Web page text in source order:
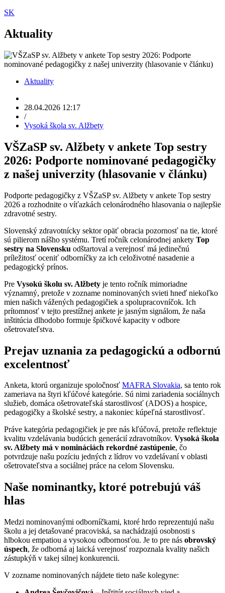
SK
Aktuality
Aktuality
28.04.2026 12:17
/
Vysoká škola sv. Alžbety
VŠZaSP sv. Alžbety v ankete Top sestry
2026: Podporte nominované pedagogičky
z našej univerzity (hlasovanie v článku)
Podporte pedagogičky z VŠZaSP sv. Alžbety v ankete Top sestry
2026 a rozhodnite o víťazkách celonárodného hlasovania o najlepšie
zdravotné sestry.
Slovenský zdravotnícky sektor opäť obracia pozornosť na tie, ktoré
sú pilierom nášho systému. Tretí ročník celonárodnej ankety Top
sestry na Slovensku odštartoval a verejnosť má jedinečnú
príležitosť oceniť odborníčky za ich celoživotné nasadenie a
pedagogický prínos.
Pre Vysokú školu sv. Alžbety je tento ročník mimoriadne
významný, pretože v zozname nominovaných svieti hneď niekoľko
mien našich vážených pedagogičiek a spolupracovníčok. Ich
prítomnosť v tejto prestížnej ankete je jasným signálom, že naša
inštitúcia dlhodobo formuje špičkové kapacity v odbore
ošetrovateľstva.
Prejav uznania za pedagogickú a odbornú
excelentnosť
Anketa, ktorú organizuje spoločnosť MAFRA Slovakia, sa tento rok
zameriava na štyri kľúčové kategórie. Sú nimi zariadenia sociálnych
služieb, domáca ošetrovateľská starostlivosť (ADOS) a hospice,
pedagogičky a školské sestry, a nakoniec kúpeľná starostlivosť.
Práve kategória pedagogičiek je pre nás kľúčová, pretože reflektuje
kvalitu vzdelávania budúcich generácií zdravotníkov. Vysoká škola
sv. Alžbety má v nomináciách rekordné zastúpenie, čo
potvrdzuje našu pozíciu jedných z lídrov vo vzdelávaní v oblasti
ošetrovateľstva a sociálnej práce na celom Slovensku.
Naše nominantky, ktoré potrebujú váš
hlas
Medzi nominovanými odborníčkami, ktoré hrdo reprezentujú našu
školu a jej detašované pracoviská, sa nachádzajú osobnosti s
hlbokou empatiou a vysokou odbornosťou. Je to pre nás obrovský
úspech, že odborná aj laická verejnosť rozpoznala kvality našich
zástupkýň v takej silnej konkurencii.
V zozname nominovaných nájdete tieto naše kolegyne: